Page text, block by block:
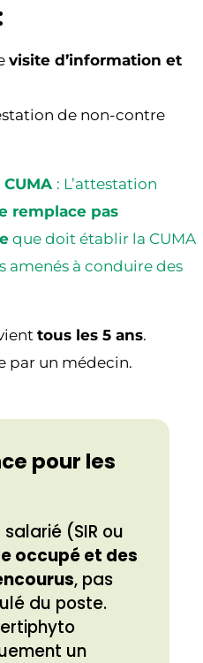
visite d’information et
de non-contre
: L’attestation
remplace pas
que doit établir la CUMA
amenés à conduire des
tous les 5 ans.
par un médecin.
pour les
(SIR ou
occupé et des
, pas
du poste.
un